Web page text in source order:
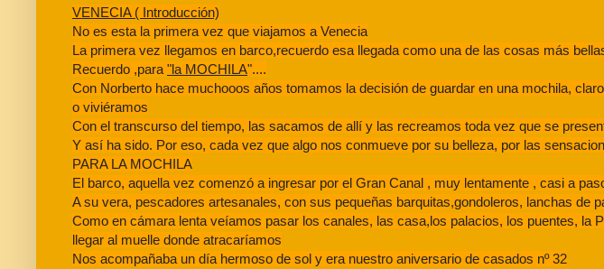
VENECIA ( Introducción)
No es esta la primera vez que viajamos a Venecia
La primera vez llegamos en barco,recuerdo esa llegada como una de las cosas más
Recuerdo ,para"la MOCHILA"....
Con Norberto hace muchooos años tomamos la decisión de guardar en una mochila,
o viviéramos
Con el transcurso del tiempo, las sacamos de allí y las recreamos toda vez que se
Y así ha sido. Por eso, cada vez que algo nos conmueve por su belleza, por las
PARA LA MOCHILA
El barco, aquella vez comenzó a ingresar por el Gran Canal , muy lentamente , casi a
A su vera, pescadores artesanales, con sus pequeñas barquitas,gondoleros, lanchas de
Como en cámara lenta veíamos pasar los canales, las casa,los palacios, los puentes, la
llegar al muelle donde atracaríamos
Nos acompañaba un día hermoso de sol y era nuestro aniversario de casados nº 32